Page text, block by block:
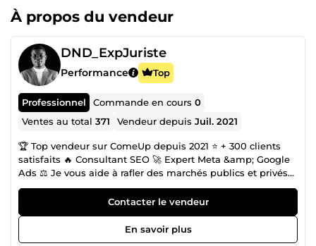
À propos du vendeur
DND_ExpJuriste
Performance Top
Professionnel Commande en cours0
Ventes au total371 Vendeur depuisJuil. 2021
🏆 Top vendeur sur ComeUp depuis 2021 ⭐ + 300 clients
satisfaits 🔥 Consultant SEO 🚀 Expert Meta &amp; Google
Ads ⚖️ Je vous aide à rafler des marchés publics et privés
afin de multiplier votre CA SEO &amp; Copywriting | Appui
aux Soumissions d'Appel d'Offres dans les Marchés
Publics-Privés ⚡ Accélérez la croissance de votre entreprise
! Expert en Marchés Publics et Marketing Digital, j’aide les
Contacter le vendeur
En savoir plus